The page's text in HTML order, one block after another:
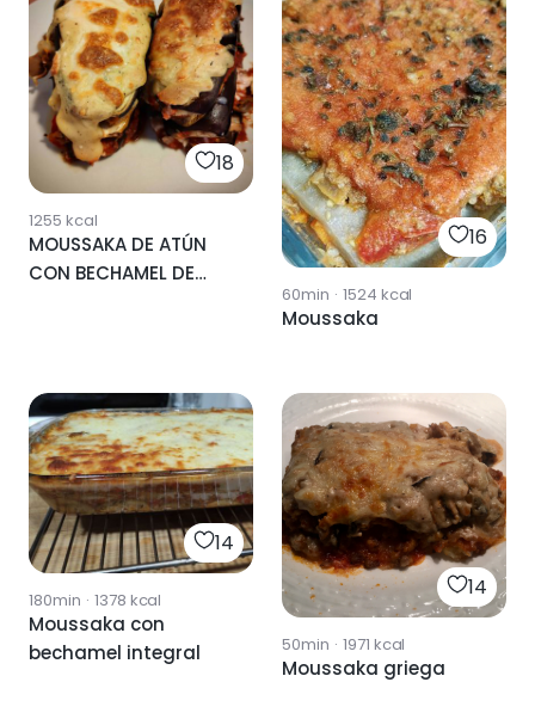
18
1255 kcal
MOUSSAKA DE ATÚN
CON BECHAMEL DE
16
60min · 1524 kcal
Moussaka
14
180min · 1378 kcal
Moussaka con
bechamel integral
14
50min · 1971 kcal
Moussaka griega